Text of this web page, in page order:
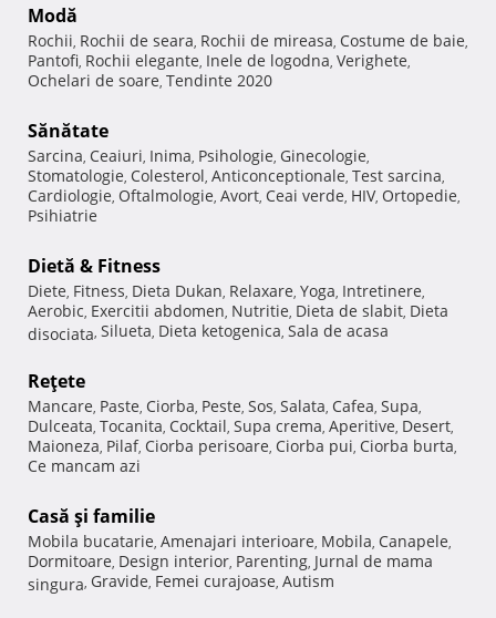
Modă
Rochii, Rochii de seara, Rochii de mireasa, Costume de baie,
Pantofi, Rochii elegante, Inele de logodna, Verighete,
Ochelari de soare, Tendinte 2020
Sănătate
Sarcina, Ceaiuri, Inima, Psihologie, Ginecologie,
Stomatologie, Colesterol, Anticonceptionale, Test sarcina,
Cardiologie, Oftalmologie, Avort, Ceai verde, HIV, Ortopedie,
Psihiatrie
Dietă & Fitness
Diete, Fitness, Dieta Dukan, Relaxare, Yoga, Intretinere,
Aerobic, Exercitii abdomen, Nutritie, Dieta de slabit, Dieta
disociata, Silueta, Dieta ketogenica, Sala de acasa
Reţete
Mancare, Paste, Ciorba, Peste, Sos, Salata, Cafea, Supa,
Dulceata, Tocanita, Cocktail, Supa crema, Aperitive, Desert,
Maioneza, Pilaf, Ciorba perisoare, Ciorba pui, Ciorba burta,
Ce mancam azi
Casă şi familie
Mobila bucatarie, Amenajari interioare, Mobila, Canapele,
Dormitoare, Design interior, Parenting, Jurnal de mama
singura, Gravide, Femei curajoase, Autism